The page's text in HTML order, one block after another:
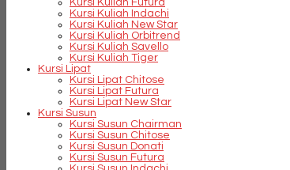
Kursi Kuliah Futura
Kursi Kuliah Indachi
Kursi Kuliah New Star
Kursi Kuliah Orbitrend
Kursi Kuliah Savello
Kursi Kuliah Tiger
Kursi Lipat
Kursi Lipat Chitose
Kursi Lipat Futura
Kursi Lipat New Star
Kursi Susun
Kursi Susun Chairman
Kursi Susun Chitose
Kursi Susun Donati
Kursi Susun Futura